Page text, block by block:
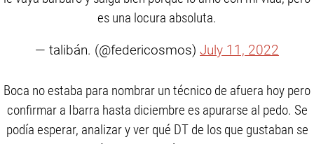
es una locura absoluta.
— talibán. (@federicosmos) July 11, 2022
Boca no estaba para nombrar un técnico de afuera hoy pero
confirmar a Ibarra hasta diciembre es apurarse al pedo. Se
podía esperar, analizar y ver qué DT de los que gustaban se